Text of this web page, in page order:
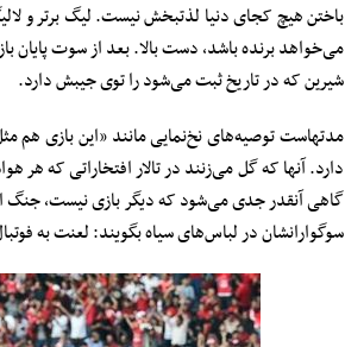
باختن هیچ کجای دنیا لذتبخش نیست. لیگ برتر و
می‌خواهد برنده باشد، دست بالا. بعد از سوت پایان
شیرین که در تاریخ ثبت می‌شود را توی جیبش دارد.
مدتهاست توصیه‌های نخ‌نمایی مانند «این بازی هم
دارد. آنها که گل می‌زنند در تالار افتخاراتی که
گاهی آنقدر جدی می‌شود که دیگر بازی نیست، جنگ
سوگوارانشان در لباس‌های سیاه بگویند: لعنت به